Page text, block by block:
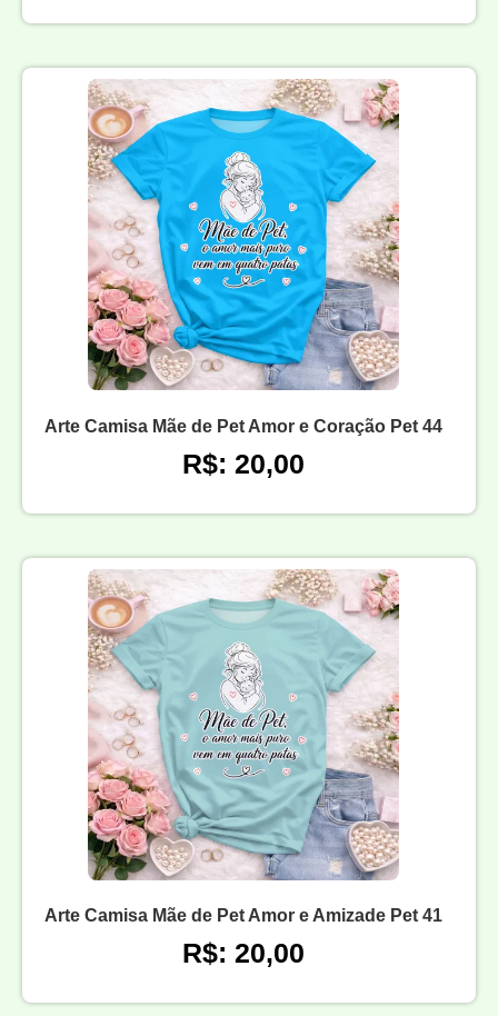
Arte Camisa Mãe de Pet Amor e Coração Pet 44
R$: 20,00
Arte Camisa Mãe de Pet Amor e Amizade Pet 41
R$: 20,00